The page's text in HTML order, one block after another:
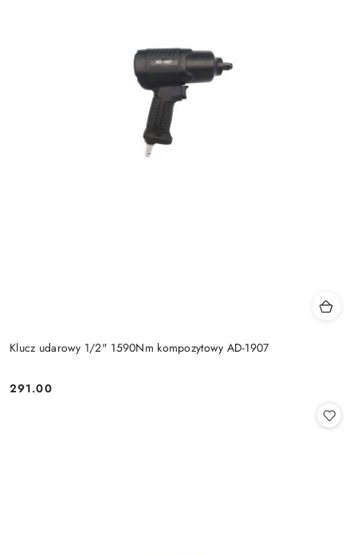
Klucz udarowy 1/2" 1590Nm kompozytowy AD-1907
Cena:
291.00